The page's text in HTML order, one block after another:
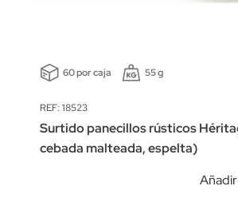
60 por caja 55 g
REF: 18523
Surtido panecillos rústicos
cebada malteada, espelta)